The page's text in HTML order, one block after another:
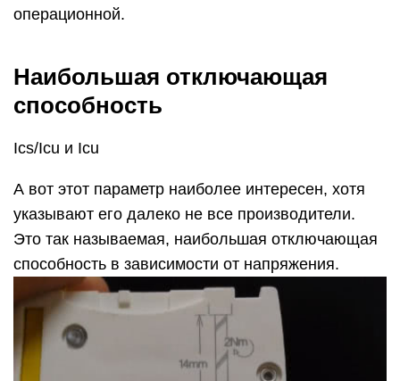
операционной.
Наибольшая отключающая
способность
Ics/Icu и Icu
А вот этот параметр наиболее интересен, хотя
указывают его далеко не все производители.
Это так называемая, наибольшая отключающая
способность в зависимости от напряжения.